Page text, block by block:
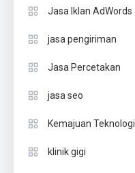
Jasa Iklan AdWords
jasa pengiriman
Jasa Percetakan
jasa seo
Kemajuan Teknologi
klinik gigi